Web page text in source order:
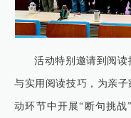
活动特别邀请到阅
与实用阅读技巧，为亲
动环节中开展“断句挑战